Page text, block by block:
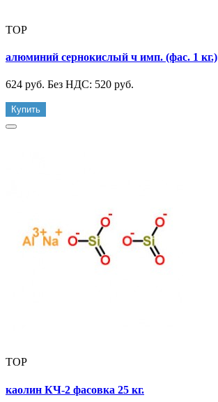
TOP
алюминий сернокислый ч имп. (фас. 1 кг.)
624 руб. Без НДС: 520 руб.
Купить
TOP
каолин КЧ-2 фасовка 25 кг.